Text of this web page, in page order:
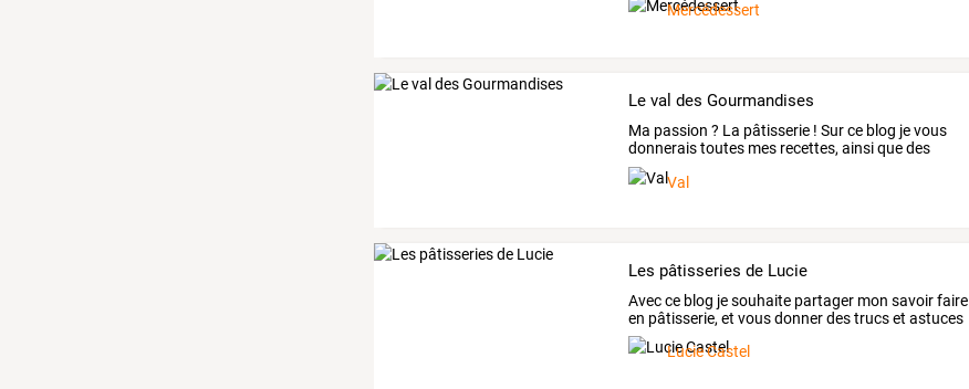
Mercédessert
Le val des Gourmandises
Ma passion ? La pâtisserie ! Surce blog jevous
donneraistoutes mes recettes, ainsiquedes
trucs
Val
Les pâtisseries de Lucie
Avecce blog jesouhaite partager mon savoirfaire
en pâtisserie, et vousdonnerdestrucset astuces
pour
Lucie Castel